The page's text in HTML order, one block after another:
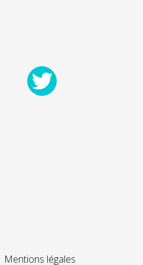
Mentions légales